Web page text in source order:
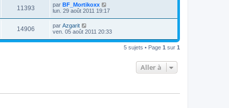
11393 par BF_Mortikoxx
lun. 29 août 2011 19:17
14906 par Azgarit
ven. 05 août 2011 20:33
5 sujets • Page 1 sur 1
Aller à